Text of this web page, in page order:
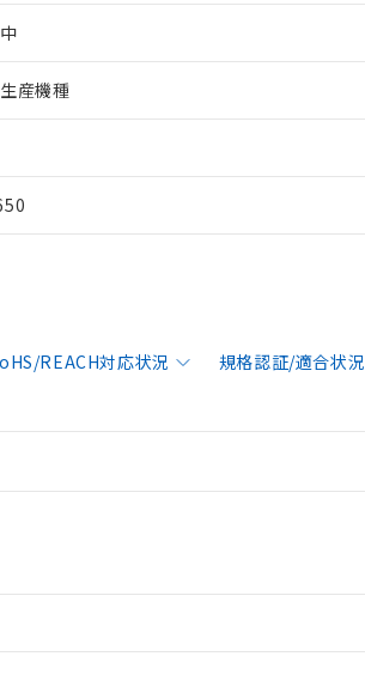
産機種
REACH対応状況 規格認証/適合状況